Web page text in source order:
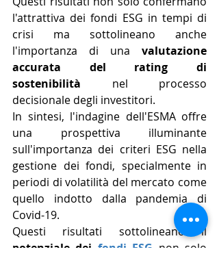
l'attrattiva dei fondi ESG in tempi di
crisi ma sottolineano anche
l'importanza di una valutazione
accurata del rating di
sostenibilità nel processo
decisionale degli investitori.
In sintesi, l'indagine dell'ESMA offre
una prospettiva illuminante
sull'importanza dei criteri ESG nella
gestione dei fondi, specialmente in
periodi di volatilità del mercato come
quello indotto dalla pandemia di
Covid-19.
Questi risultati sottolineano il
potenziale dei fondi ESG non solo